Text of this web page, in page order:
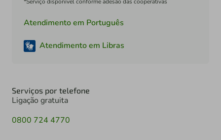
Atendimento em Português
Atendimento em Libras
Serviços por telefone
Ligação gratuita
0800 724 4770